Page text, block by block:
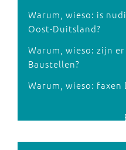
Warum, wieso: is
Oost-Duitsland?
Warum, wieso: zijn
Baustellen?
Warum, wieso: faxen